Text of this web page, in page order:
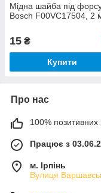
Мідна шайба під
Bosch F00VC17504, 2
15 ₴
Купити
Про нас
100% позитивних
Працює з
м. Ірпінь
Вулиця